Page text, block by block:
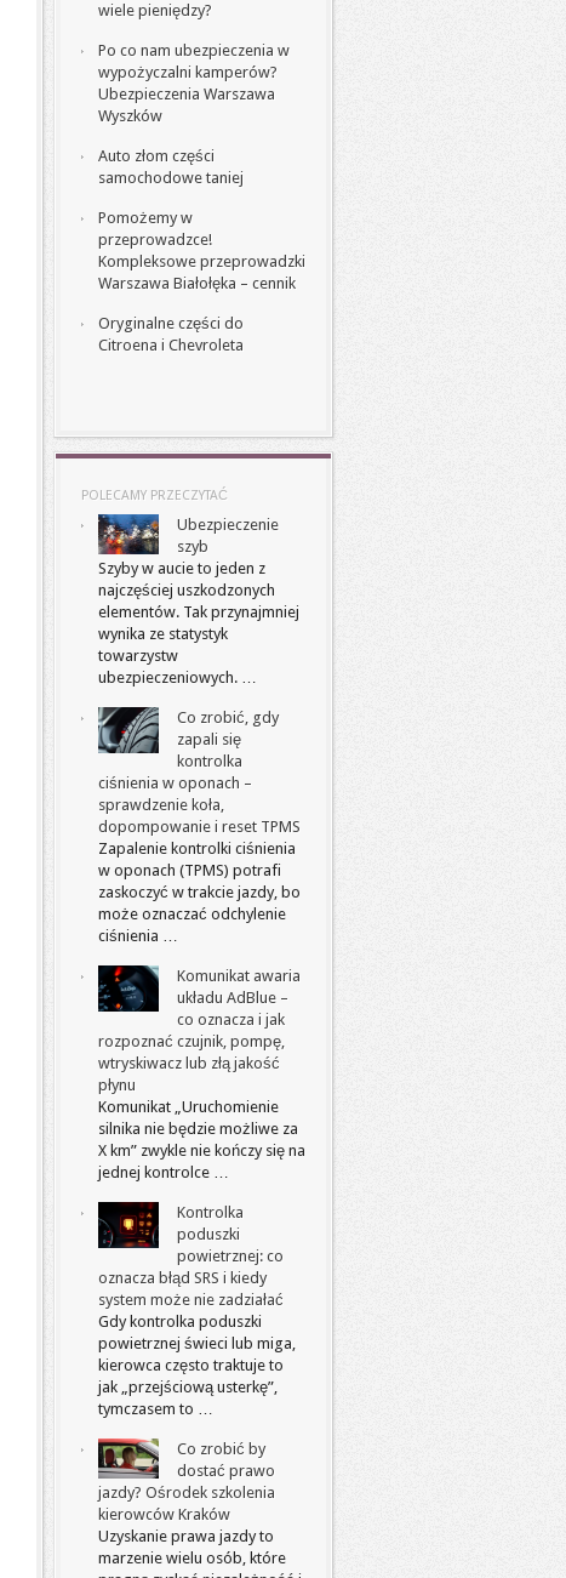
wiele pieniędzy?
Po co nam ubezpieczenia w
wypożyczalni kamperów?
Ubezpieczenia Warszawa
Wyszków
Auto złom części
samochodowe taniej
Pomożemy w
przeprowadzce!
Kompleksowe przeprowadzki
Warszawa Białołęka – cennik
Oryginalne części do
Citroena i Chevroleta
POLECAMY PRZECZYTAĆ
Ubezpieczenie
szyb
Szyby w aucie to jeden z
najczęściej uszkodzonych
elementów. Tak przynajmniej
wynika ze statystyk
towarzystw
ubezpieczeniowych. …
Co zrobić, gdy
zapali się
kontrolka
ciśnienia w oponach –
sprawdzenie koła,
dopompowanie i reset TPMS
Zapalenie kontrolki ciśnienia
w oponach (TPMS) potrafi
zaskoczyć w trakcie jazdy, bo
może oznaczać odchylenie
ciśnienia …
Komunikat awaria
układu AdBlue –
co oznacza i jak
rozpoznać czujnik, pompę,
wtryskiwacz lub złą jakość
płynu
Komunikat „Uruchomienie
silnika nie będzie możliwe za
X km” zwykle nie kończy się na
jednej kontrolce …
Kontrolka
poduszki
powietrznej: co
oznacza błąd SRS i kiedy
system może nie zadziałać
Gdy kontrolka poduszki
powietrznej świeci lub miga,
kierowca często traktuje to
jak „przejściową usterkę”,
tymczasem to …
Co zrobić by
dostać prawo
jazdy? Ośrodek szkolenia
kierowców Kraków
Uzyskanie prawa jazdy to
marzenie wielu osób, które